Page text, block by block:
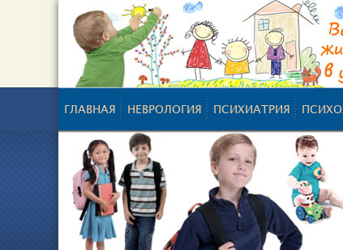
ГЛАВНАЯ НЕВРОЛОГИЯ ПСИХИАТРИЯ